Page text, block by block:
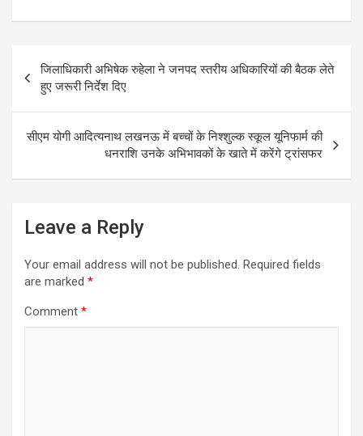
b
o
o
k
er
s
p
p
e
Post
navigation
जिलाधिकारी अभिषेक रुहेला ने जनपद स्तरीय अधिकारियों की बैठक लेते
हुए जरूरी निर्देश दिए
सीएम योगी आदित्यनाथ लखनऊ में बच्चों के निश्शुल्क स्कूल यूनिफार्म की
धनराशि उनके अभिभावकों के खाते में करेंगे ट्रांसफर
Leave a Reply
Your email address will not be published. Required fields
are marked *
Comment *